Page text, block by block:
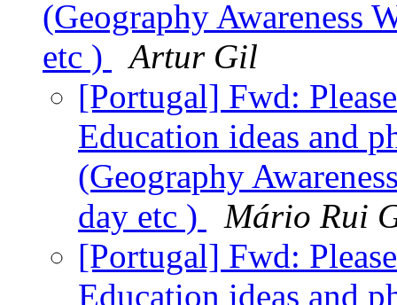
(Geography Awareness
etc )
Artur Gil
[Portugal] Fwd:
Education ideas and
(Geography
day etc )
Mário Rui
[Portugal] Fwd:
Education ideas and